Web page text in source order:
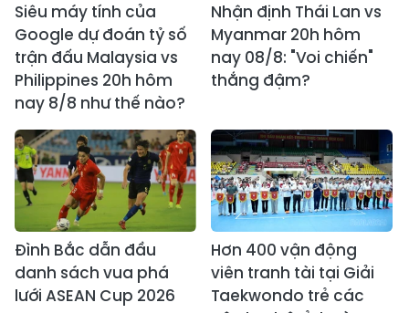
Siêu máy tính của
Google dự đoán tỷ số
trận đấu Malaysia vs
Philippines 20h hôm
nay 8/8 như thế nào?
Nhận định Thái Lan vs
Myanmar 20h hôm
nay 08/8: "Voi chiến"
thắng đậm?
Đình Bắc dẫn đầu
danh sách vua phá
lưới ASEAN Cup 2026
Hơn 400 vận động
viên tranh tài tại Giải
Taekwondo trẻ các